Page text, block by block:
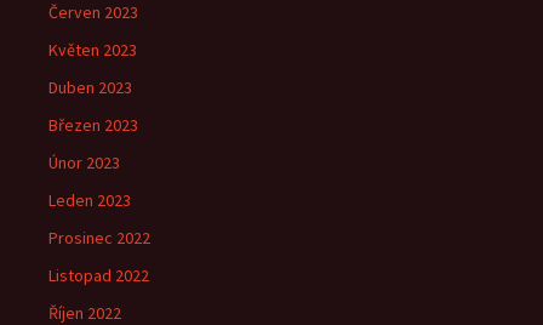
Červen 2023
Květen 2023
Duben 2023
Březen 2023
Únor 2023
Leden 2023
Prosinec 2022
Listopad 2022
Říjen 2022